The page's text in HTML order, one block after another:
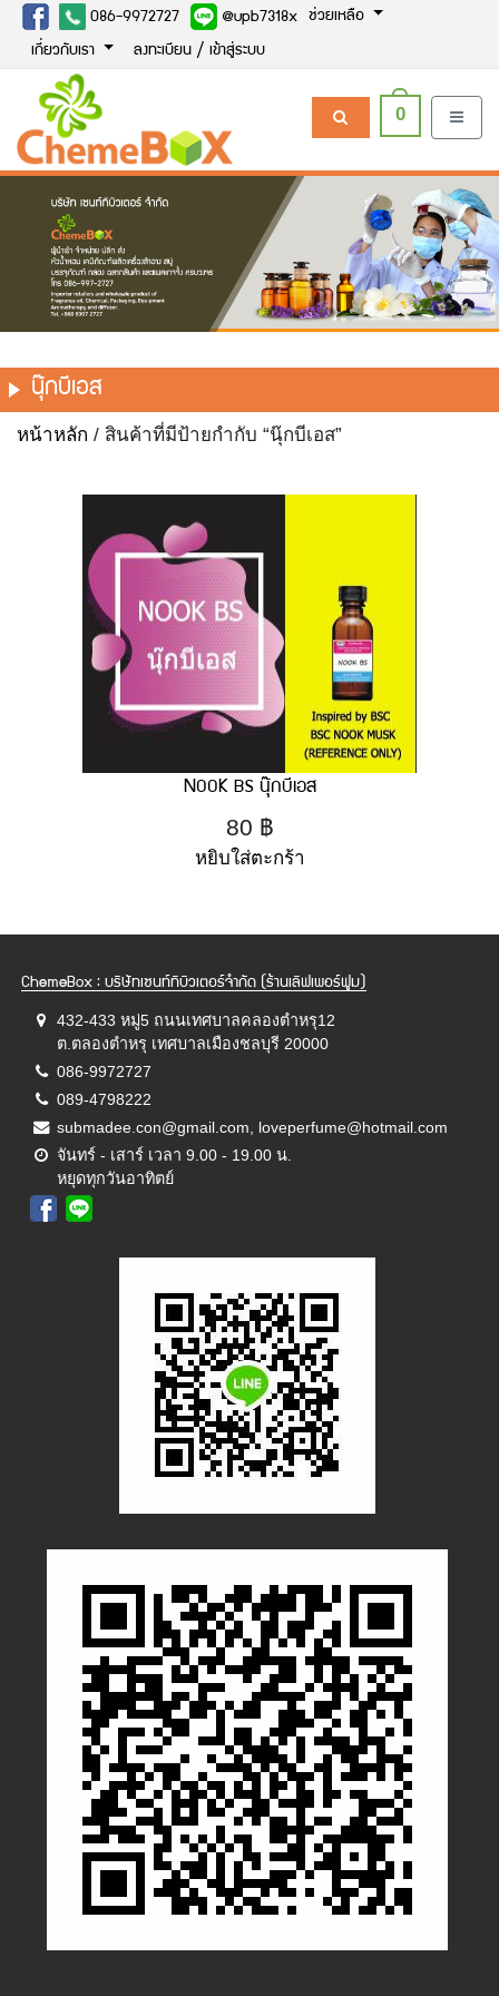
086-9972727 @upb7318x ช่วยเหลือ
เกี่ยวกับเรา ลงทะเบียน / เข้าสู่ระบบ
0
นุ๊กบีเอส
หน้าหลัก / สินค้าที่มีป้ายกำกับ “นุ๊กบีเอส”
NOOK BS นุ๊กบีเอส
80 ฿
หยิบใส่ตะกร้า
ChemeBox : บริษัทเซนท์ทิบิวเตอร์จำกัด (ร้านเลิฟเพอร์ฟูม)
432-433 หมู่5 ถนนเทศบาลคลองตำหรุ12
ต.ตลองตำหรุ เทศบาลเมืองชลบุรี 20000
086-9972727
089-4798222
submadee.con@gmail.com, loveperfume@hotmail.com
จันทร์ - เสาร์ เวลา 9.00 - 19.00 น.
หยุดทุกวันอาทิตย์